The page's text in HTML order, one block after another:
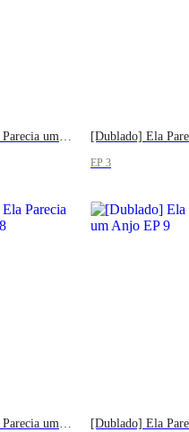
[Dublado] Ela Parecia um Anjo
EP 3
[Dublado] Ela Parecia um Anjo